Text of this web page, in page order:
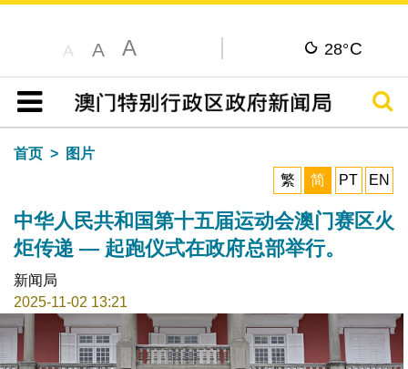
A A A 28°C
目录
搜寻
首页
图片
繁
简 PT EN
中华人民共和国第十五届运动会澳门赛区火
炬传递 — 起跑仪式在政府总部举行。
新闻局
2025-11-02 13:21